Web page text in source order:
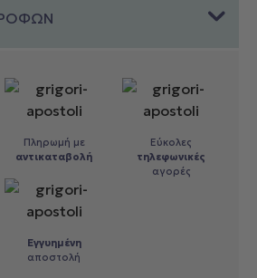
Πληρωμή με
αντικαταβολή
Εύκολες
τηλεφωνικές
αγορές
Εγγυημένη
αποστολή